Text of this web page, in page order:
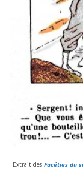
Extrait desFacéties du